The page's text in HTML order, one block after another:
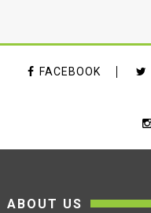
FACEBOOK
ABOUT US